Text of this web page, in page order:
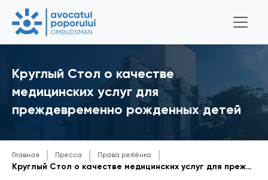
Круглый Стол о качестве
медицинских услуг для
преждевременно рожденных детей
Главная Пресса Права ребёнка
Круглый Стол о качестве медицинских услуг для преждевременно рожденных детей